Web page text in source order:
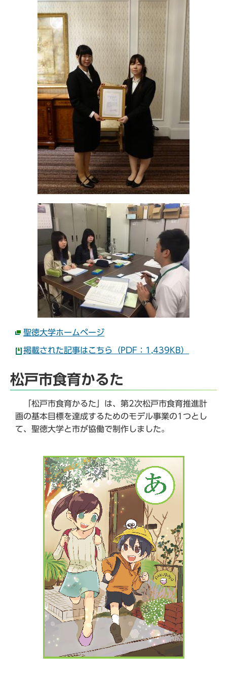
聖徳大学ホームページ
掲載された記事はこちら（PDF：1,439KB）
松戸市食育かるた
「松戸市食育かるた」は、第2次松戸市食育推進計
画の基本目標を達成するためのモデル事業の1つとし
て、聖徳大学と市が協働で制作しました。